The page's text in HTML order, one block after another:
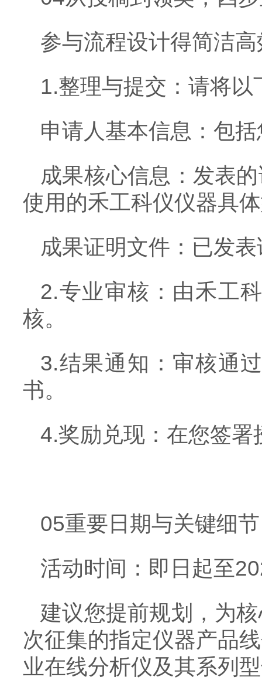
参与流程设计得简洁
1.整理与提交：请将
申请人基本信息：包
成果核心信息：发表
使用的禾工科仪仪器具
成果证明文件：已发
2.专业审核：由禾工
核。
3.结果通知：审核通
书。
4.奖励兑现：在您签
05重要日期与关键细节
活动时间：即日起至
建议您提前规划，为
次征集的指定仪器产品
业在线分析仪及其系列